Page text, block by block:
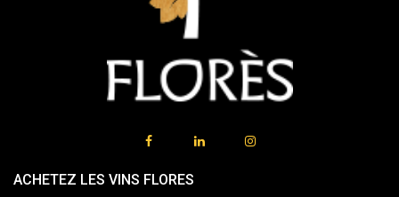
ACHETEZ LES VINS FLORES